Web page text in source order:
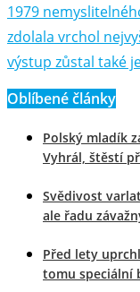
1979
zdolala vrchol
výstup zůstal také
Oblíbené články
Polský mladík
Vyhrál, štěstí
Svědivost
ale řadu
Před lety
tomu speciální